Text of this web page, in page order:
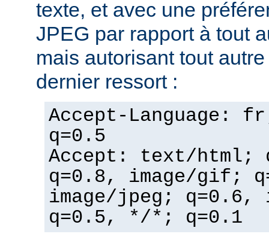
texte, et avec une
JPEG par rapport à tout
mais autorisant tout
dernier ressort :
Accept-Language:
q=0.5
Accept: text/html;
q=0.8, image/gif;
image/jpeg; q=0.6,
q=0.5, */*; q=0.1